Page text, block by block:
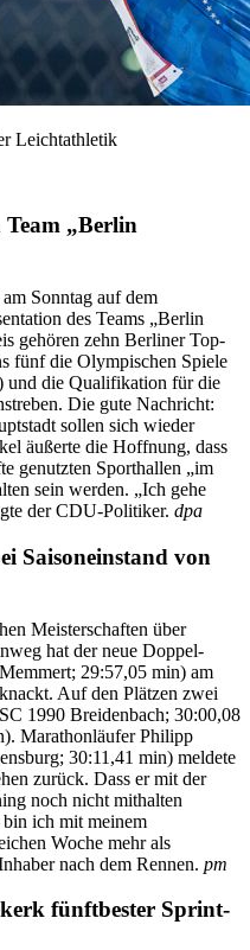
Leichtathletik
„Berlin
Sonntag auf dem
des Teams „Berlin
gehören zehn Berliner Top-
fünf die Olympischen Spiele
und die Qualifikation für die
Die gute Nachricht:
sollen sich wieder
äußerte die Hoffnung, dass
genutzten Sporthallen „im
sein werden. „Ich gehe
der CDU-Politiker. dpa
Saisoneinstand von
Meisterschaften über
hat der neue Doppel-
29:57,05 min) am
Auf den Plätzen zwei
1990 Breidenbach; 30:00,08
Marathonläufer Philipp
30:11,41 min) meldete
zurück. Dass er mit der
noch nicht mithalten
ich mit meinem
Woche mehr als
nach dem Rennen. pm
fünftbester Sprint-